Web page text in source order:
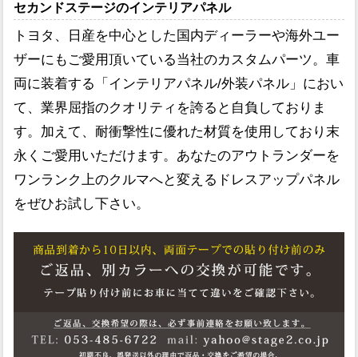
セカンドステージのインテリアパネル
トヨタ、日産を中心とした国内ディーラーや海外ユー
ザーにもご愛用頂いている当社のカスタムパーツ。車
両に装着する「インテリアパネル/外装パネル」におい
て、業界屈指のクオリティを誇ると自負しておりま
す。加えて、耐衝撃性に優れた材質を使用しており末
永くご愛用いただけます。あなたのアウトランダーを
ワンランク上のクルマへと変えるドレスアップパネル
をぜひお試し下さい。